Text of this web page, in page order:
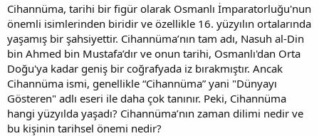
t
a
n
r
i
h
Cihannüma, tarihi bir figür olarak Osmanlı İmparatorluğu'nun
önemli isimlerinden biridir ve özellikle 16. yüzyılın ortalarında
yaşamış bir şahsiyettir. Cihannüma’nın tam adı, Nasuh al-Din
bin Ahmed bin Mustafa’dır ve onun tarihi, Osmanlı'dan Orta
Doğu'ya kadar geniş bir coğrafyada iz bırakmıştır. Ancak
Cihannüma ismi, genellikle “Cihannüma” yani "Dünyayı
Gösteren" adlı eseri ile daha çok tanınır. Peki, Cihannüma
hangi yüzyılda yaşadı? Cihannüma’nın zaman dilimi nedir ve
bu kişinin tarihsel önemi nedir?